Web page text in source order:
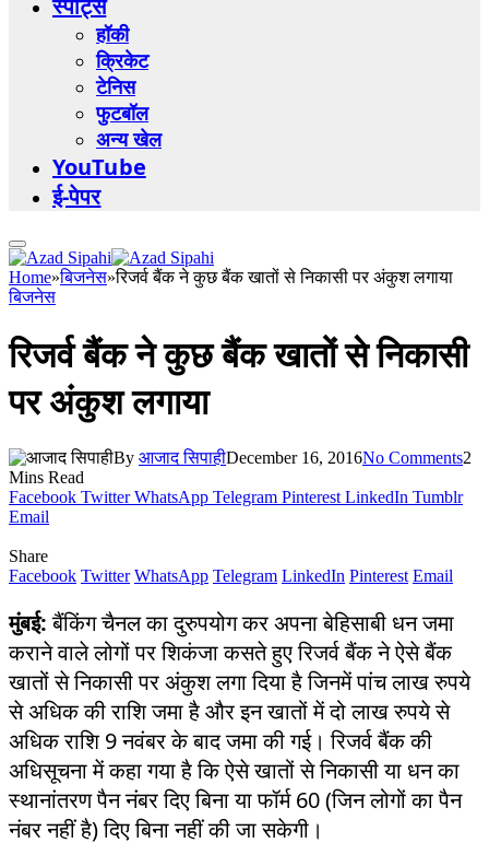
स्पोर्ट्स
हॉकी
क्रिकेट
टेनिस
फुटबॉल
अन्य खेल
YouTube
ई-पेपर
Home»बिजनेस»रिजर्व बैंक ने कुछ बैंक खातों से निकासी पर अंकुश लगाया
बिजनेस
रिजर्व बैंक ने कुछ बैंक खातों से निकासी
पर अंकुश लगाया
By आजाद सिपाहीDecember 16, 2016No Comments2
Mins Read
Facebook Twitter WhatsApp Telegram Pinterest LinkedIn Tumblr
Email
Share
Facebook Twitter WhatsApp Telegram LinkedIn Pinterest Email
मुंबई:बैंकिंग चैनल का दुरुपयोग कर अपना बेहिसाबी धन जमा
कराने वाले लोगों पर शिकंजा कसते हुए रिजर्व बैंक ने ऐसे बैंक
खातों से निकासी पर अंकुश लगा दिया है जिनमें पांच लाख रुपये
से अधिक की राशि जमा है और इन खातों में दो लाख रुपये से
अधिक राशि 9 नवंबर के बाद जमा की गई। रिजर्व बैंक की
अधिसूचना में कहा गया है कि ऐसे खातों से निकासी या धन का
स्थानांतरण पैन नंबर दिए बिना या फॉर्म 60 (जिन लोगों का पैन
नंबर नहीं है) दिए बिना नहीं की जा सकेगी।